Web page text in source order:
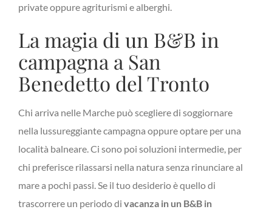
private oppure agriturismi e alberghi.
La magia di un B&B in
campagna a San
Benedetto del Tronto
Chi arriva nelle Marche può scegliere di soggiornare
nella lussureggiante campagna oppure optare per una
località balneare. Ci sono poi soluzioni intermedie, per
chi preferisce rilassarsi nella natura senza rinunciare al
mare a pochi passi. Se il tuo desiderio è quello di
trascorrere un periodo di vacanza in un B&B in